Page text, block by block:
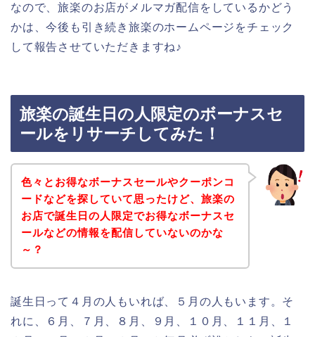
なので、旅楽のお店がメルマガ配信をしているかどう
かは、今後も引き続き旅楽のホームページをチェック
して報告させていただきますね♪
旅楽の誕生日の人限定のボーナスセ
ールをリサーチしてみた！
色々とお得なボーナスセールやクーポンコ
ードなどを探していて思ったけど、旅楽の
お店で誕生日の人限定でお得なボーナスセ
ールなどの情報を配信していないのかな
～？
誕生日って４月の人もいれば、５月の人もいます。そ
れに、６月、７月、８月、９月、１０月、１１月、１